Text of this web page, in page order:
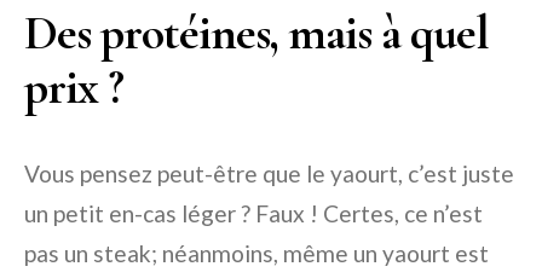
Des protéines, mais à quel
prix ?
Vous pensez peut-être que le yaourt, c’est juste
un petit en-cas léger ? Faux ! Certes, ce n’est
pas un steak; néanmoins, même un yaourt est